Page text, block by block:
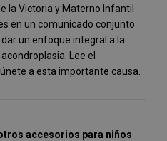
la Victoria y Materno Infantil
en un comunicado conjunto
un enfoque integral a la
Lee el
a esta importante causa.
accesorios para niños